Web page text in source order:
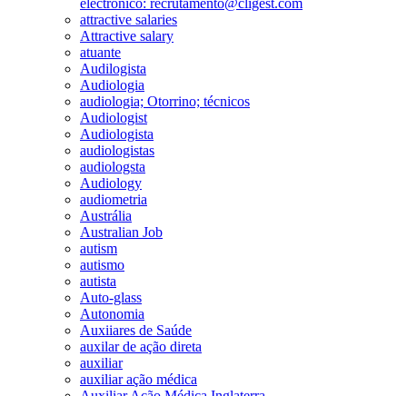
attractive salaries
Attractive salary
atuante
Audilogista
Audiologia
audiologia; Otorrino; técnicos
Audiologist
Audiologista
audiologistas
audiologsta
Audiology
audiometria
Austrália
Australian Job
autism
autismo
autista
Auto-glass
Autonomia
Auxiiares de Saúde
auxilar de ação direta
auxiliar
auxiliar ação médica